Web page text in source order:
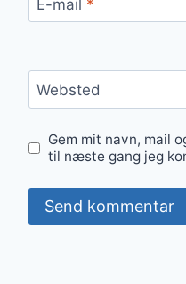
E-mail *
Websted
Gem mit navn, mail
til næste gang jeg